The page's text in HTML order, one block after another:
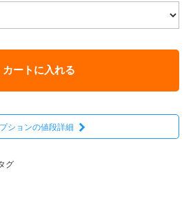
カートに入れる
ションの値段詳細
グ